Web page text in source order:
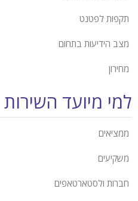
תקפות לפטנט
מצב הידיעות בתחום
מחירון
למי מיועד השירות
ממציאים
משקיעים
חברות ולסטארטאפים